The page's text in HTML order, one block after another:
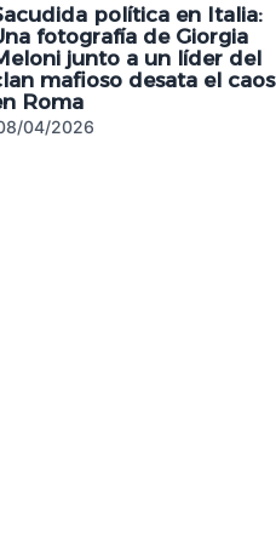
política en Italia:
fotografía de Giorgia
junto a un líder del
mafioso desata el caos
Roma
04/2026